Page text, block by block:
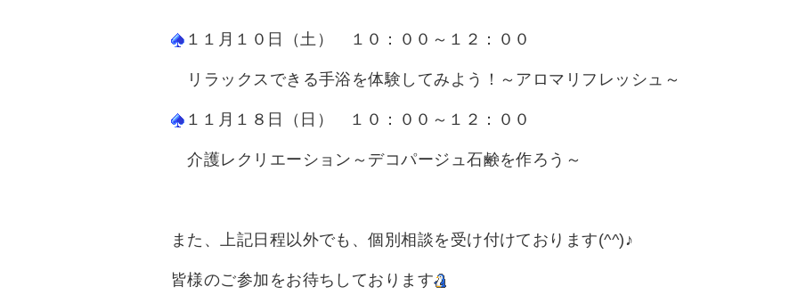
１１ 月１０日（土） １０：００～１２：００
リラックスできる手浴を体験してみよう！～アロマリフレッシュ～
１１月１８日（日） １０：００～１２：００
介護レクリエーション～デコパージュ石鹸を作ろう～
また、上記日程以外でも、個別相談を受け付けております(^^)♪
皆様のご参加をお待ちしております